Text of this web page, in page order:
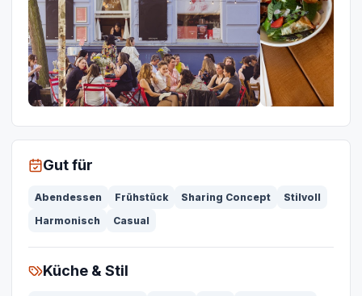
Gut für
Abendessen Frühstück Sharing Concept
Stilvoll
Harmonisch
Casual
Küche & Stil